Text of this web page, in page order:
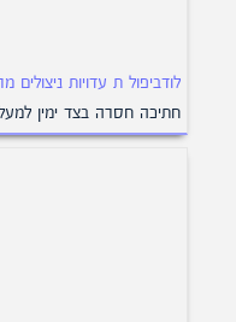
לודביפול ת עדויות ניצולים
חתיכה חסרה בצד ימין